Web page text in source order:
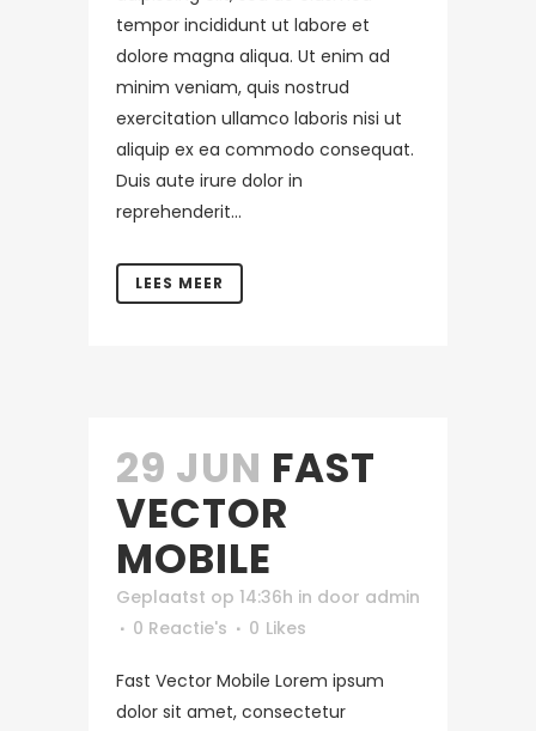
tempor incididunt ut labore et
dolore magna aliqua. Ut enim ad
minim veniam, quis nostrud
exercitation ullamco laboris nisi ut
aliquip ex ea commodo consequat.
Duis aute irure dolor in
reprehenderit...
LEES MEER
29 JUN FAST
VECTOR
MOBILE
Geplaatst op 14:36h in door admin
0 Reactie's
0 Likes
Fast Vector Mobile Lorem ipsum
dolor sit amet, consectetur